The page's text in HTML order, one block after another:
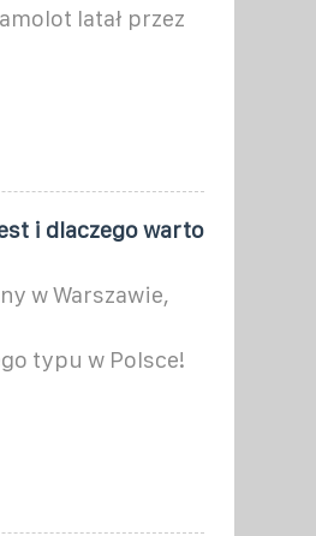
latał przez
i dlaczego warto
w Warszawie,
typu w Polsce!